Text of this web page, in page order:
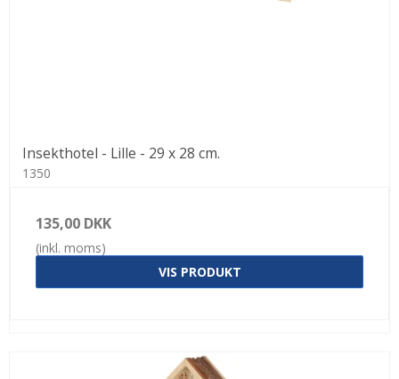
Insekthotel - Lille - 29 x 28 cm.
1350
135,00 DKK
(inkl. moms)
VIS PRODUKT